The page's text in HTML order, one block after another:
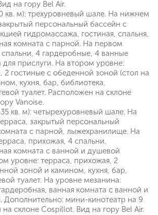
на гору Bel Air.
кв. м): трехуровневый шале. На нижнем
персональный бассейн с
гидромассажа, гостиная, спальня,
комната с парной. На первом
4 гардеробные, 4 ванные
прислуги. На втором уровне:
2 гостиные с обеденной зоной (стол на
кухня, бар, библиотека,
туалет. Расположен на склоне
Vanoise.
кв. м): четырехуровневый шале. На
закрытый персональный
с парной, лыжехранилище. На
прихожая, 4 спальни,
комната с ванной и душевой
уровне: терраса, прихожая, 2
зоной и камином, кухня, бар,
туалет. На уровне мезанина:
ванная комната с ванной и
Дополнительно: мини-кинотеатр на 9
склоне Cospillot. Вид на гору Bel Air.